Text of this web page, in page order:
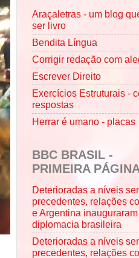
Araçaletras - um blog
ser livro
Bendita Língua
Corrigir redação com
Escrever Direito
Exercícios Estruturais -
respostas
Herrar é umano - placas
BBC BRASIL -
PRIMEIRA
Deterioradas a níveis
precedentes, relações
e Argentina inauguraram
diplomacia brasileira
Deterioradas a níveis
precedentes, relações